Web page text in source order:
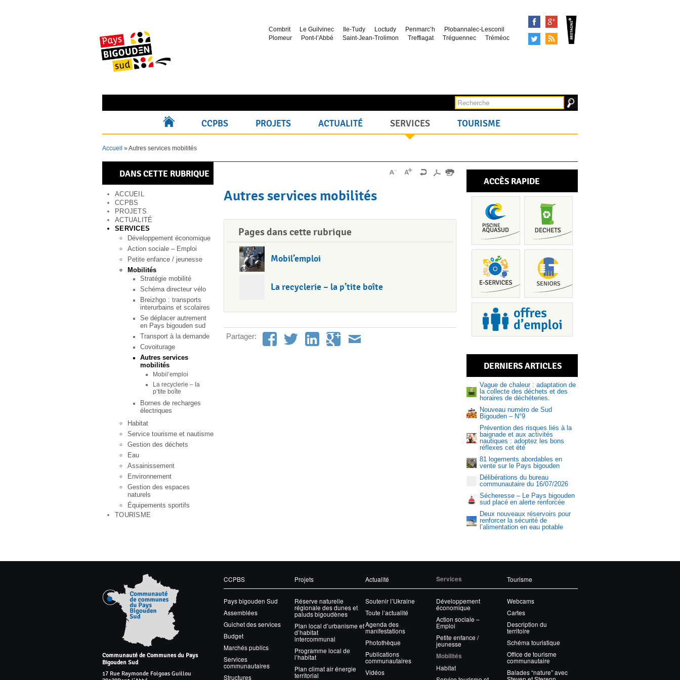
Combrit Le Guilvinec Ile-Tudy Loctudy Penmarc’h
Plobannalec-Lesconil
Plomeur
Pont-l’Abbé Saint-Jean-Trolimon Treffiagat Tréguennec Tréméoc
FacebookGoogle+
TweeterSyndication
CCPBS PROJETS ACTUALITÉ SERVICES TOURISME
Accueil » Autres services mobilités
DANS CETTE RUBRIQUE
ACCUEIL
CCPBS
PROJETS
ACTUALITÉ
SERVICES
Développement économique
Action sociale – Emploi
Petite enfance / jeunesse
Mobilités
Stratégie mobilité
Schéma directeur vélo
Breizhgo : transports
interurbains et scolaires
Se déplacer autrement
en Pays bigouden sud
Transport à la demande
Covoiturage
Autres services
mobilités
Mobil’emploi
La recyclerie – la
p’tite boîte
Bornes de recharges
électriques
Habitat
Service tourisme et nautisme
Gestion des déchets
Eau
Assainissement
Environnement
Gestion des espaces
naturels
Équipements sportifs
TOURISME
Autres services mobilités
Pages dans cette rubrique
Mobil’emploi
La recyclerie – la p’tite boîte
Partager:
ACCÈS RAPIDE
Aquasud
DERNIERS ARTICLES
Vague de chaleur : adaptation de
la collecte des déchets et des
horaires de déchéteries.
Nouveau numéro de Sud
Bigouden – N°9
Prévention des risques liés à la
baignade et aux activités
nautiques : adoptez les bons
réflexes cet été
81 logements abordables en
vente sur le Pays bigouden
Délibérations du bureau
communautaire du 16/07/2026
Sécheresse – Le Pays bigouden
sud placé en alerte renforcée
Deux nouveaux réservoirs pour
renforcer la sécurité de
l’alimentation en eau potable
Communauté de Communes du Pays
Bigouden Sud
17 Rue Raymonde Folgoas Guillou
CCPBS
Pays bigouden Sud
Assemblées
Guichet des services
Budget
Marchés publics
Services
communautaires
Structures
Projets
Réserve naturelle
régionale des dunes et
paluds bigoudènes
Plan local d’urbanisme et
d’habitat
intercommunal
Programme local de
l’habitat
Plan climat air énergie
territorial
Actualité
Soutenir l’Ukraine
Toute l’actualité
Agenda des
manifestations
Photothèque
Publications
communautaires
Vidéos
Services
Développement
économique
Action sociale –
Emploi
Petite enfance /
jeunesse
Mobilités
Habitat
Tourisme
Webcams
Cartes
Description du
territoire
Schéma touristique
Office de tourisme
communautaire
Balades “nature” avec